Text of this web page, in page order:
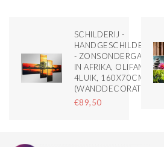
SCHILDERIJ -
HANDGESCHILDERD
- ZONSONDERGANG
IN AFRIKA, OLIFANT,
4LUIK, 160X70CM,
(WANDDECORATIE)
€89,50